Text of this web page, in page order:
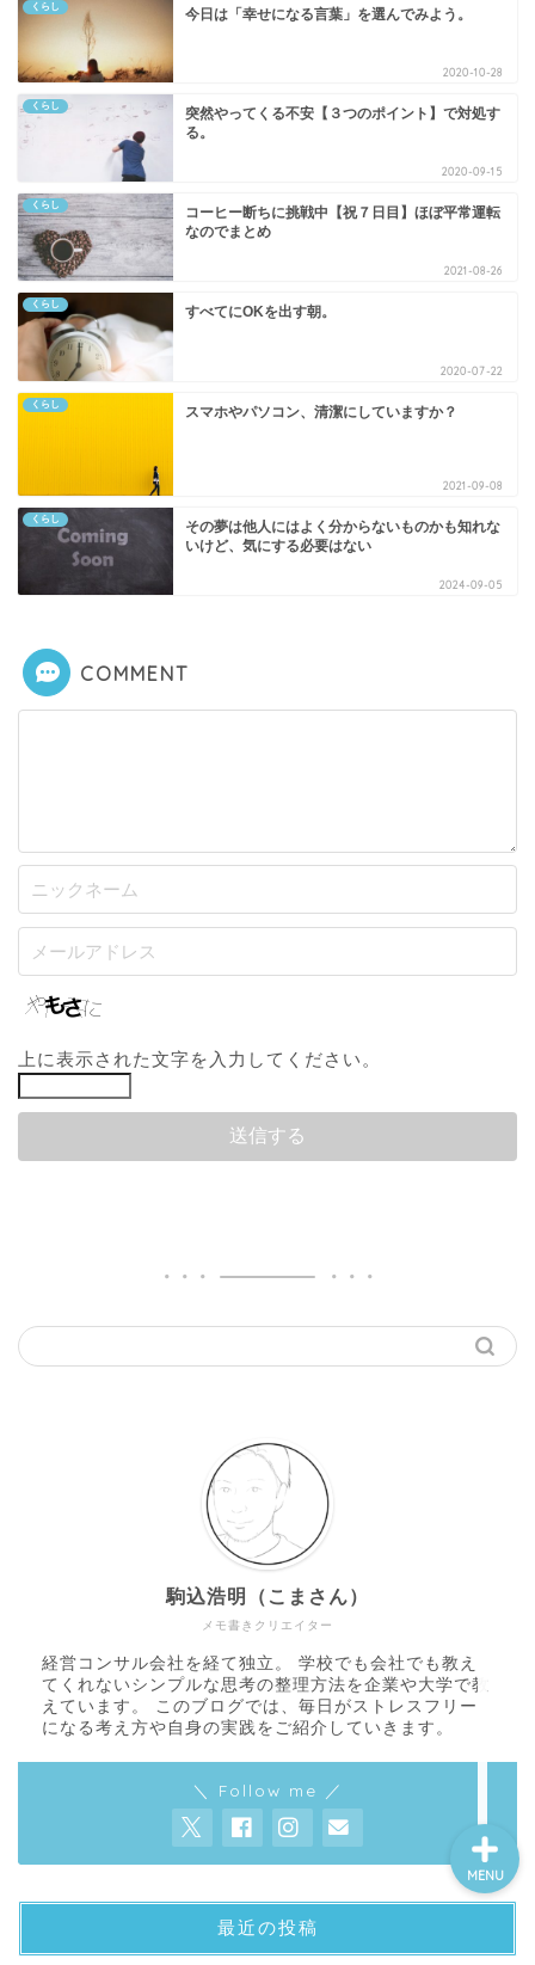
くらし 今日は「幸せになる言葉」を選んでみよう。
2020-10-28
くらし
突然やってくる不安【３つのポイント】で対処す
る。
2020-09-15
くらし
コーヒー断ちに挑戦中【祝７日目】ほぼ平常運転
なのでまとめ
2021-08-26
くらし すべてにOKを出す朝。
2020-07-22
くらし スマホやパソコン、清潔にしていますか？
2021-09-08
くらし
その夢は他人にはよく分からないものかも知れな
いけど、気にする必要はない
2024-09-05
COMMENT
上に表示された文字を入力してください。
メモ書きクリエイター
駒込浩明（こまさん）
経営コンサル会社を経て独立。 学校でも会社でも教え
てくれないシンプルな思考の整理方法を企業や大学で教
えています。 このブログでは、毎日がストレスフリー
になる考え方や自身の実践をご紹介していきます。
＼ Follow me ／
最近の投稿
MENU
サイトマップ
プライバシーポリシー